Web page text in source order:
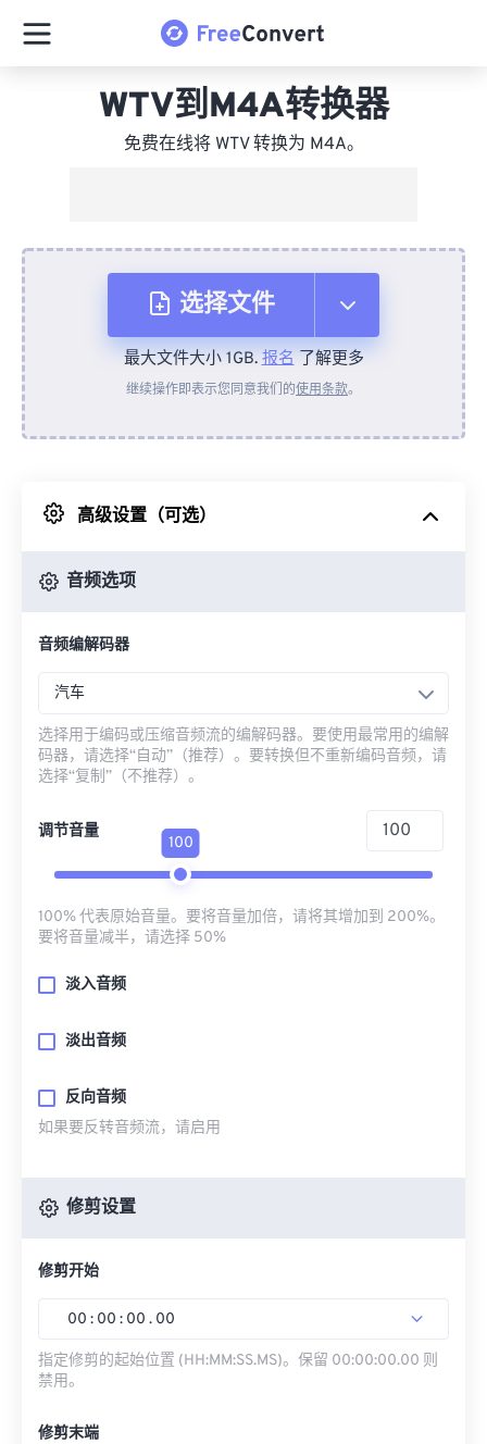
WTV到M4A转换器
免费在线将 WTV 转换为 M4A。
选择文件
从设备
来自 Google Drive
最大文件大小 1GB.报名了解更多
继续操作即表示您同意我们的使用条款。
高级设置（可选）
音频选项
音频编解码器
汽车
选择用于编码或压缩音频流的编解码器。要使用最常用的编解
码器，请选择“自动”（推荐）。要转换但不重新编码音频，请
选择“复制”（不推荐）。
调节音量
100
100% 代表原始音量。要将音量加倍，请将其增加到 200%。
要将音量减半，请选择 50%
淡入音频
淡出音频
反向音频
如果要反转音频流，请启用
修剪设置
修剪开始
00 : 00 : 00 . 00
指定修剪的起始位置 (HH:MM:SS.MS)。保留 00:00:00.00 则
禁用。
修剪末端